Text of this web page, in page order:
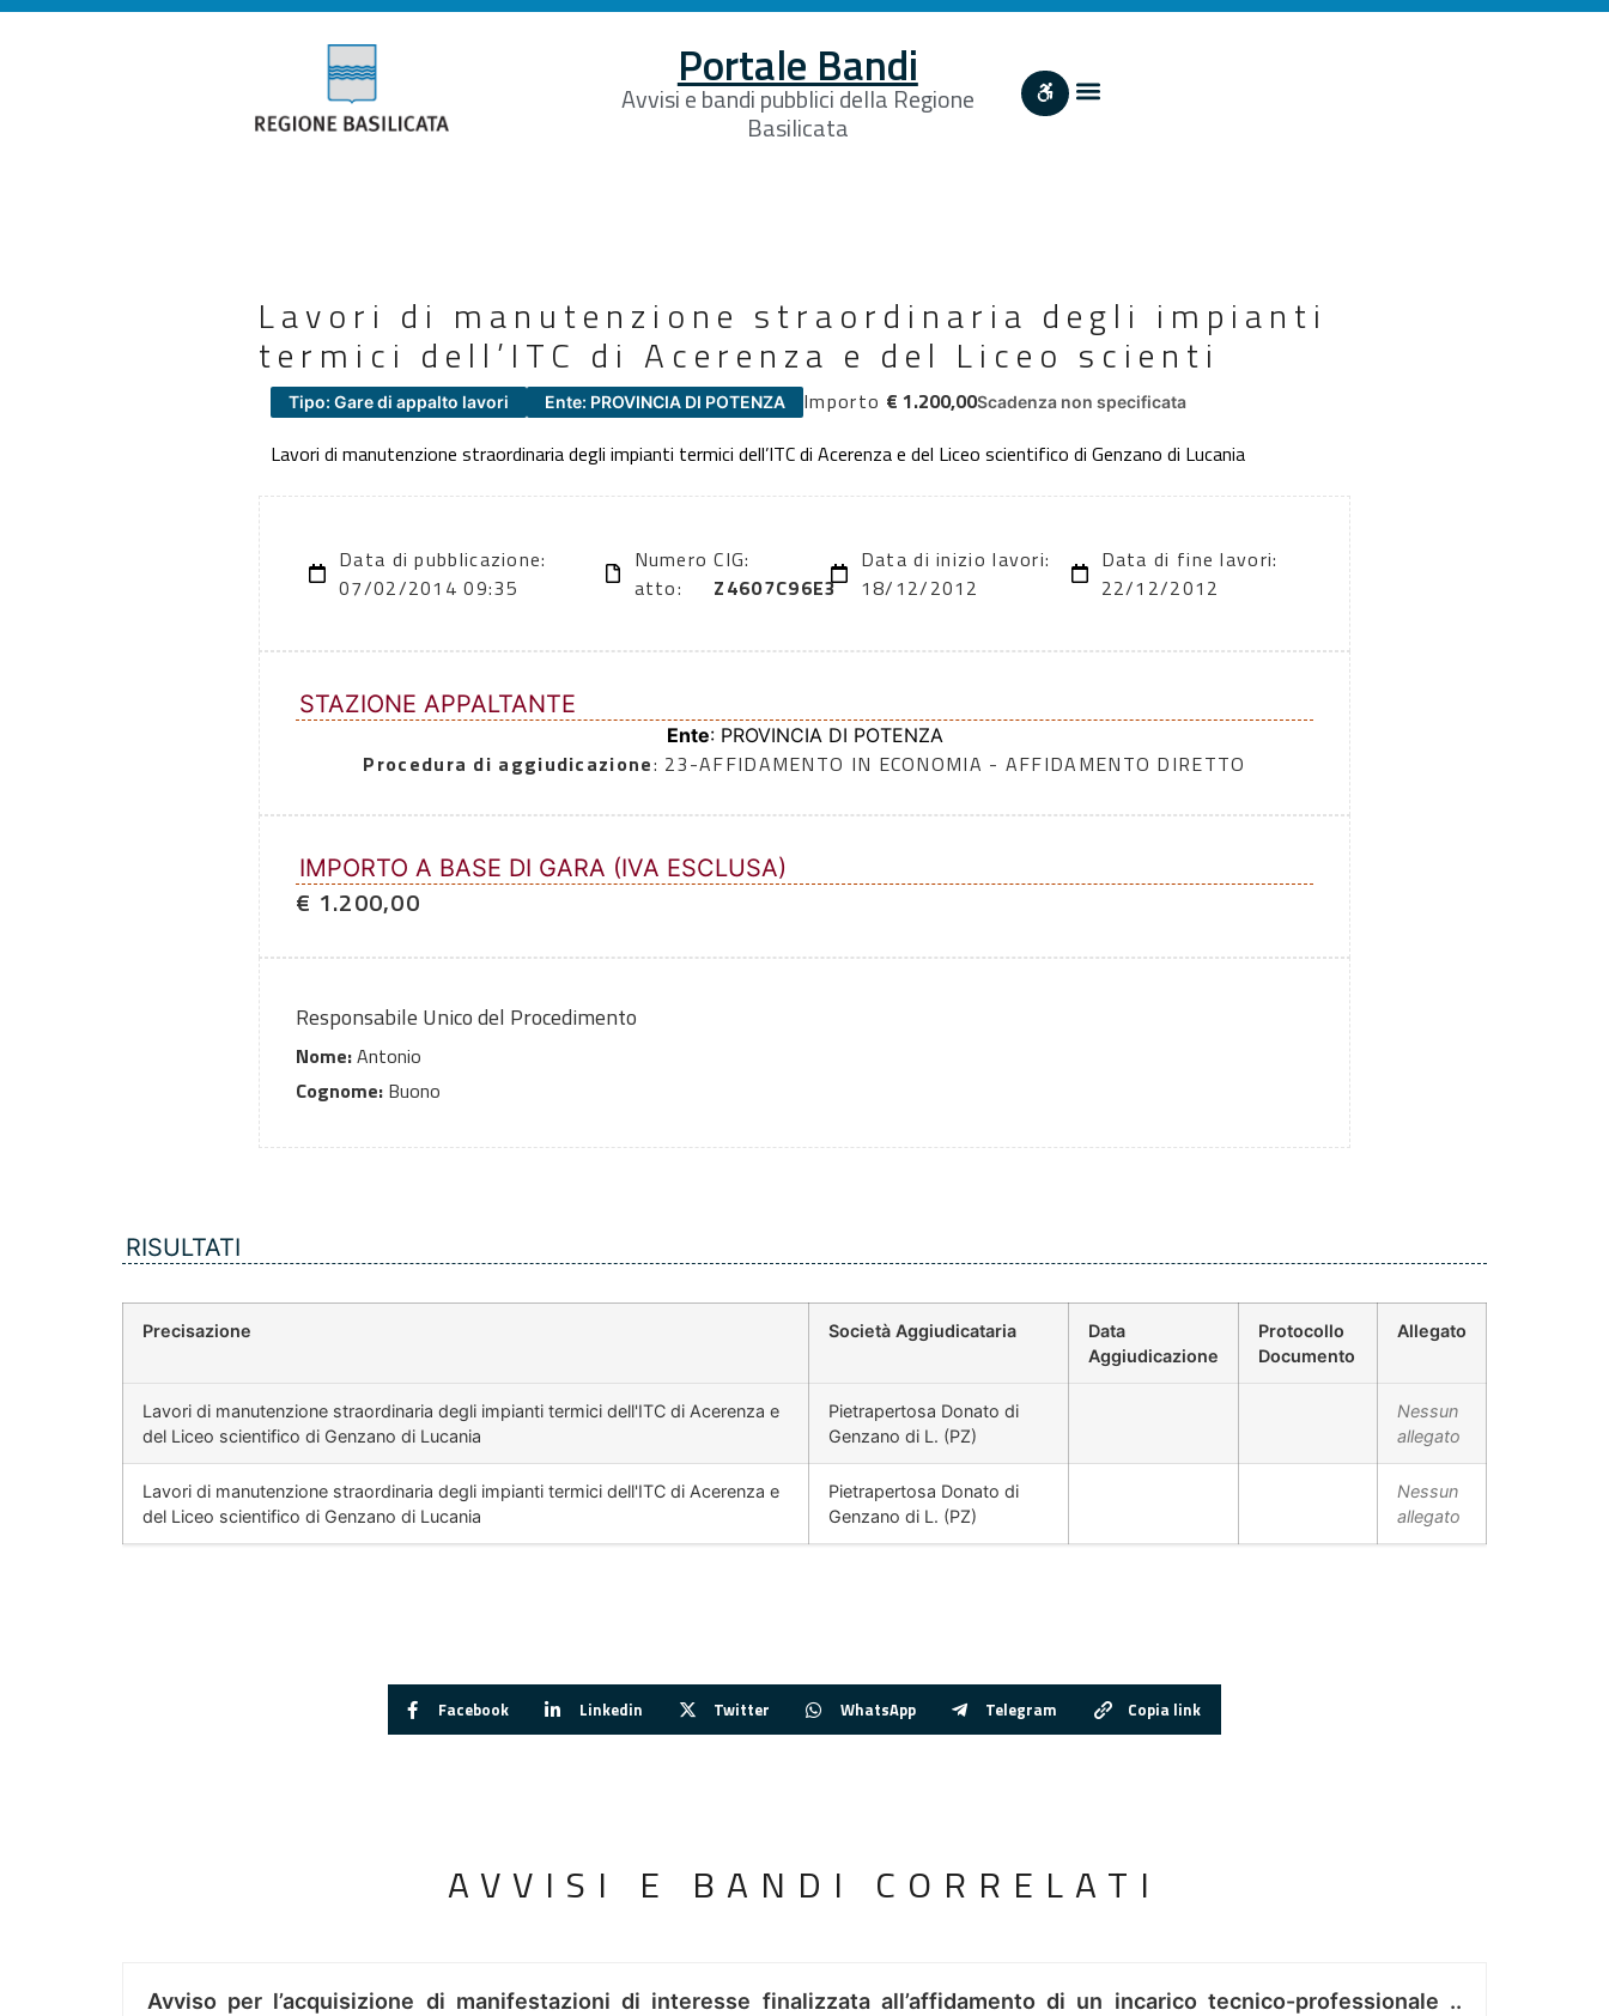
Portale Bandi
Avvisi e bandi pubblici della Regione
Basilicata
Lavori di manutenzione straordinaria degli impianti
termici dell’ITC di Acerenza e del Liceo scienti
Tipo: Gare di appalto lavori Ente: PROVINCIA DI POTENZA Importo € 1.200,00Scadenza non specificata
Lavori di manutenzione straordinaria degli impianti termici dell’ITC di Acerenza e del Liceo scientifico di Genzano di Lucania
Data di pubblicazione:
07/02/2014 09:35
Numero
atto:
CIG:
Z4607C96E3
Data di inizio lavori:
18/12/2012
Data di fine lavori:
22/12/2012
STAZIONE APPALTANTE
Ente: PROVINCIA DI POTENZA
Procedura di aggiudicazione: 23-AFFIDAMENTO IN ECONOMIA - AFFIDAMENTO DIRETTO
IMPORTO A BASE DI GARA (IVA ESCLUSA)
€ 1.200,00
Responsabile Unico del Procedimento
Nome:Antonio
Cognome: Buono
RISULTATI
Precisazione Società Aggiudicataria
Data
Aggiudicazione
Protocollo
Documento
Allegato
Lavori di manutenzione straordinaria degli impianti termici dell'ITC di Acerenza e
del Liceo scientifico di Genzano di Lucania
Pietrapertosa Donato di
Genzano di L. (PZ)
Nessun
allegato
Lavori di manutenzione straordinaria degli impianti termici dell'ITC di Acerenza e
del Liceo scientifico di Genzano di Lucania
Pietrapertosa Donato di
Genzano di L. (PZ)
Nessun
allegato
Facebook Linkedin Twitter WhatsApp Telegram Copia link
AVVISI E BANDI CORRELATI
Avviso per l’acquisizione di manifestazioni di interesse finalizzata all’affidamento di un incarico tecnico-professionale ..